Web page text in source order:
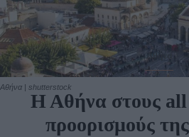
Αθήνα | shutterstock
Αθήνα
Η Αθήνα στους
προορισμούς